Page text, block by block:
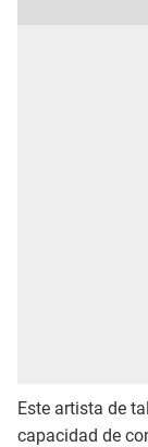
Este artista de
capacidad de